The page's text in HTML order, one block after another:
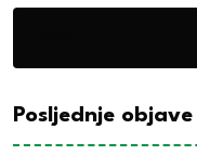
Posljednje objave